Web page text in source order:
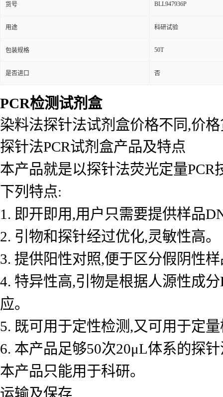
货号 BLL947936P
用途 科研试验
包装规格 50T
是否进口 否
PCR检测试剂盒
染料法探针法试剂盒价格不同,价
探针法PCR试剂盒产品及特点
本产品就是以探针法荧光定量
下列特点:
1. 即开即用,用户只需要提供样品
2. 引物和探针经过优化,灵敏性高。
3. 提供阳性对照,便于区分假阴性
4. 特异性高,引物是根据人源性成
应。
5. 既可用于定性检测,又可用于定
6. 本产品足够50次20μL体系的探
本产品只能用于科研。
运输及保存